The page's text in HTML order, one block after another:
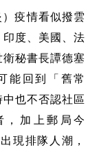
疫情看似撥雲
度、美國、法
秘書長譚德塞
能回到「舊常
也不否認社區
，加上郵局今
現排隊人潮，